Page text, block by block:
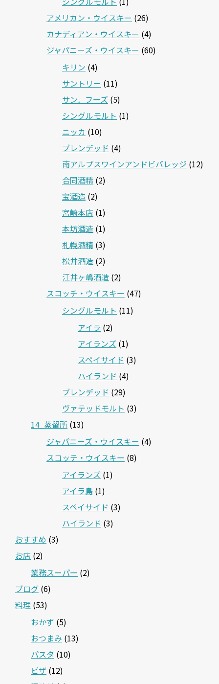
アメリカン・ウイスキー (26)
カナディアン・ウイスキー (4)
ジャパニーズ・ウイスキー (60)
キリン (4)
サントリー (11)
サン．フーズ (5)
シングルモルト (1)
ニッカ (10)
ブレンデッド (4)
南アルプスワインアンドビバレッジ (12)
合同酒精 (2)
宝酒造 (2)
宮崎本店 (1)
本坊酒造 (1)
札幌酒精 (3)
松井酒造 (2)
江井ヶ嶋酒造 (2)
スコッチ・ウイスキー (47)
シングルモルト (11)
アイラ (2)
アイランズ (1)
スペイサイド (3)
ハイランド (4)
ブレンデッド (29)
ヴァテッドモルト (3)
14_蒸留所 (13)
ジャパニーズ・ウイスキー (4)
スコッチ・ウイスキー (8)
アイランズ (1)
アイラ島 (1)
スペイサイド (3)
ハイランド (3)
おすすめ (3)
お店 (2)
業務スーパー (2)
ブログ (6)
料理 (53)
おかず (5)
おつまみ (13)
パスタ (10)
ピザ (12)